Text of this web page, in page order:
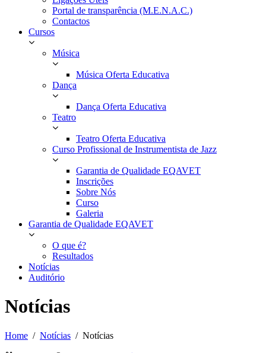
Portal de transparência (M.E.N.A.C.)
Contactos
Cursos
Música
Música Oferta Educativa
Dança
Dança Oferta Educativa
Teatro
Teatro Oferta Educativa
Curso Profissional de Instrumentista de Jazz
Garantia de Qualidade EQAVET
Inscrições
Sobre Nós
Curso
Galeria
Garantia de Qualidade EQAVET
O que é?
Resultados
Notícias
Auditório
Notícias
Home Notícias Notícias